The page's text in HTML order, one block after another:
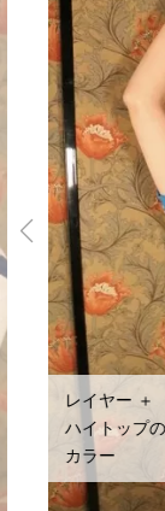
レイヤー ＋
ハイトップ
カラー